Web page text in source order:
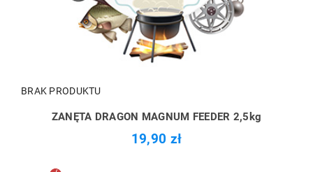
BRAK PRODUKTU
ZANĘTA DRAGON MAGNUM FEEDER 2,5kg
19,90 zł